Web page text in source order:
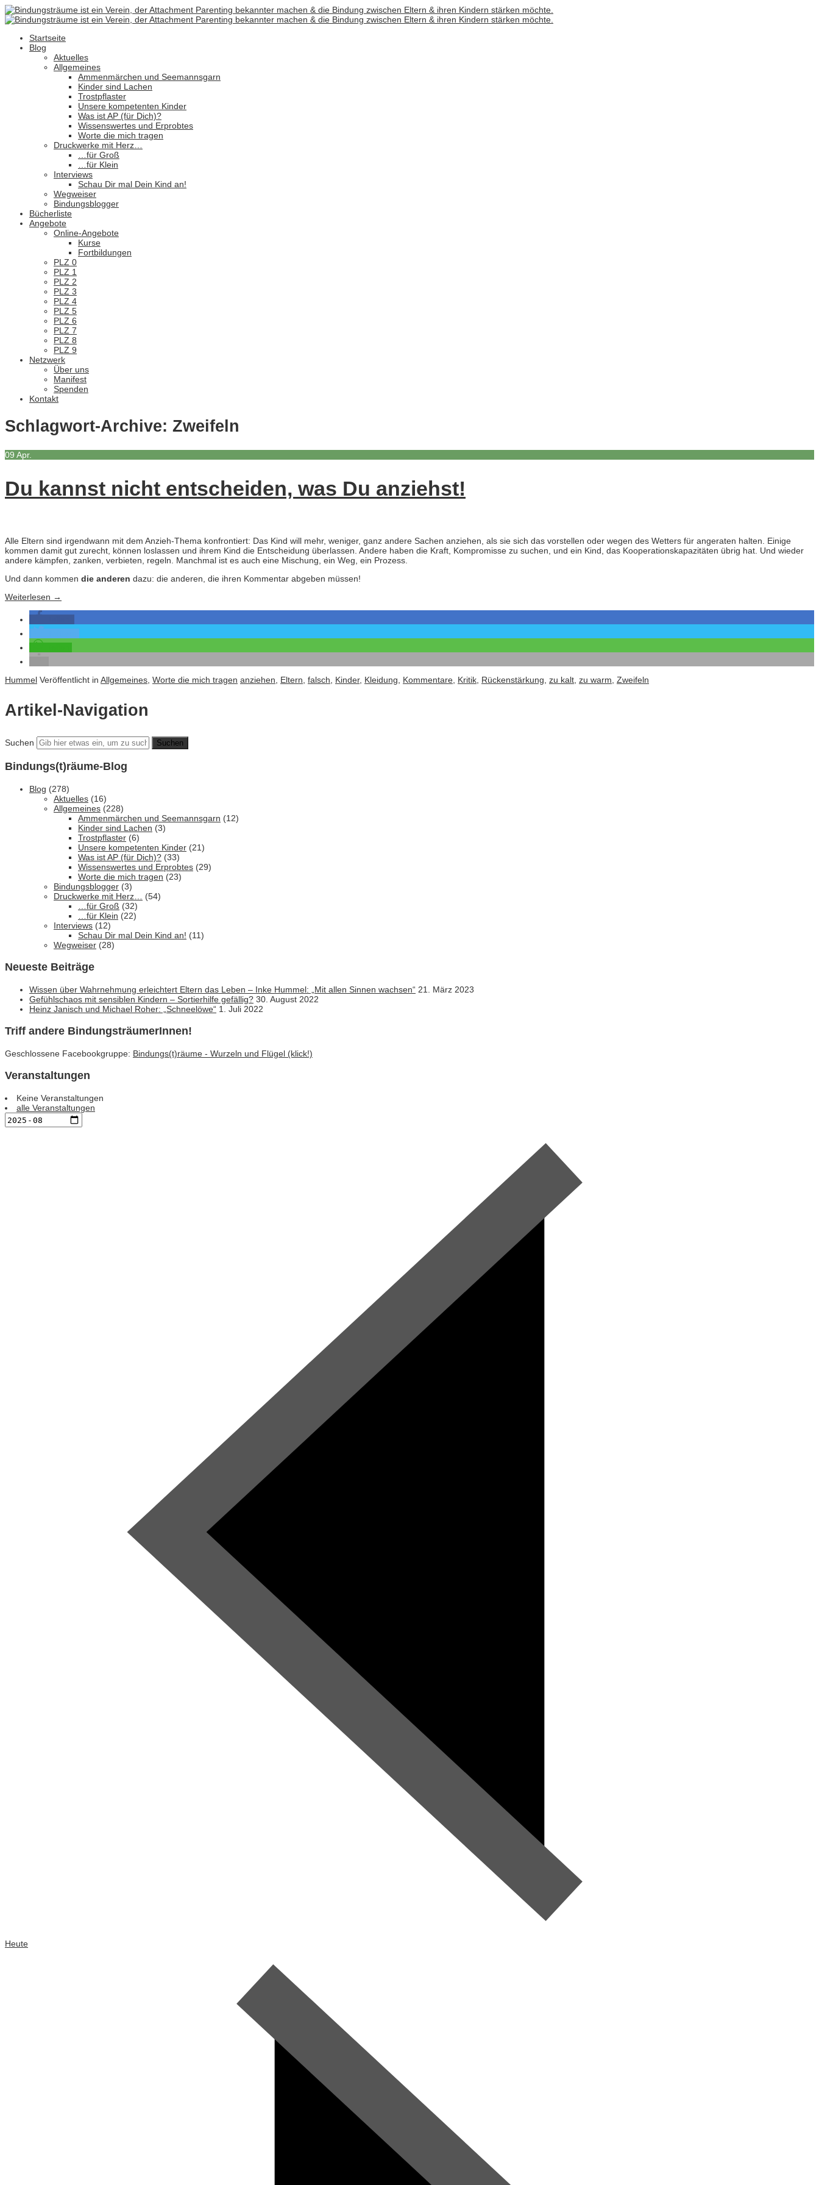
Startseite
Blog
Aktuelles
Allgemeines
Ammenmärchen und Seemannsgarn
Kinder sind Lachen
Trostpflaster
Unsere kompetenten Kinder
Was ist AP (für Dich)?
Wissenswertes und Erprobtes
Worte die mich tragen
Druckwerke mit Herz…
…für Groß
…für Klein
Interviews
Schau Dir mal Dein Kind an!
Wegweiser
Bindungsblogger
Bücherliste
Angebote
Online-Angebote
Kurse
Fortbildungen
PLZ 0
PLZ 1
PLZ 2
PLZ 3
PLZ 4
PLZ 5
PLZ 6
PLZ 7
PLZ 8
PLZ 9
Netzwerk
Über uns
Manifest
Spenden
Kontakt
Schlagwort-Archive: Zweifeln
09 Apr.
Du kannst nicht entscheiden, was Du anziehst!
Alle Eltern sind irgendwann mit dem Anzieh-Thema konfrontiert: Das Kind will mehr, weniger, ganz andere Sachen anziehen, als sie sich das vorstellen oder wegen des Wetters für angeraten halten. Einige
kommen damit gut zurecht, können loslassen und ihrem Kind die Entscheidung überlassen. Andere haben die Kraft, Kompromisse zu suchen, und ein Kind, das Kooperationskapazitäten übrig hat. Und wieder
andere kämpfen, zanken, verbieten, regeln. Manchmal ist es auch eine Mischung, ein Weg, ein Prozess.
Und dann kommen die anderen dazu: die anderen, die ihren Kommentar abgeben müssen!
Weiterlesen →
Hummel Veröffentlicht in Allgemeines, Worte die mich tragen anziehen, Eltern, falsch, Kinder, Kleidung, Kommentare, Kritik, Rückenstärkung, zu kalt, zu warm, Zweifeln
Artikel-Navigation
Suchen
Bindungs(t)räume-Blog
Blog (278)
Aktuelles (16)
Allgemeines (228)
Ammenmärchen und Seemannsgarn (12)
Kinder sind Lachen (3)
Trostpflaster (6)
Unsere kompetenten Kinder (21)
Was ist AP (für Dich)? (33)
Wissenswertes und Erprobtes (29)
Worte die mich tragen (23)
Bindungsblogger (3)
Druckwerke mit Herz… (54)
…für Groß (32)
…für Klein (22)
Interviews (12)
Schau Dir mal Dein Kind an! (11)
Wegweiser (28)
Neueste Beiträge
Wissen über Wahrnehmung erleichtert Eltern das Leben – Inke Hummel: „Mit allen Sinnen wachsen“ 21. März 2023
Gefühlschaos mit sensiblen Kindern – Sortierhilfe gefällig? 30. August 2022
Heinz Janisch und Michael Roher: „Schneelöwe“ 1. Juli 2022
Triff andere BindungsträumerInnen!
Geschlossene Facebookgruppe: Bindungs(t)räume - Wurzeln und Flügel (klick!)
Veranstaltungen
Keine Veranstaltungen
alle Veranstaltungen
Heute